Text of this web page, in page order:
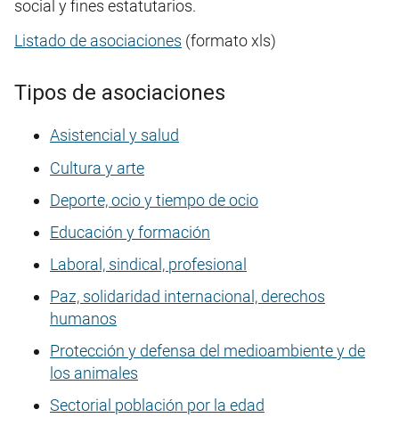
social y fines estatutarios.
Listado de asociaciones (formato xls)
Tipos de asociaciones
Asistencial y salud
Cultura y arte
Deporte, ocio y tiempo de ocio
Educación y formación
Laboral, sindical, profesional
Paz, solidaridad internacional, derechos
humanos
Protección y defensa del medioambiente y de
los animales
Sectorial población por la edad